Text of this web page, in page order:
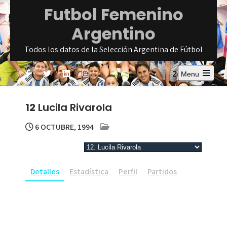
Skip
to
content
Futbol Femenino
Argentino
Todos los datos de la Selección Argentina de Fútbol
Menu
Open
12 Lucila Rivarola
6 OCTUBRE, 1994
Detalles Estadística Perfil Partidos